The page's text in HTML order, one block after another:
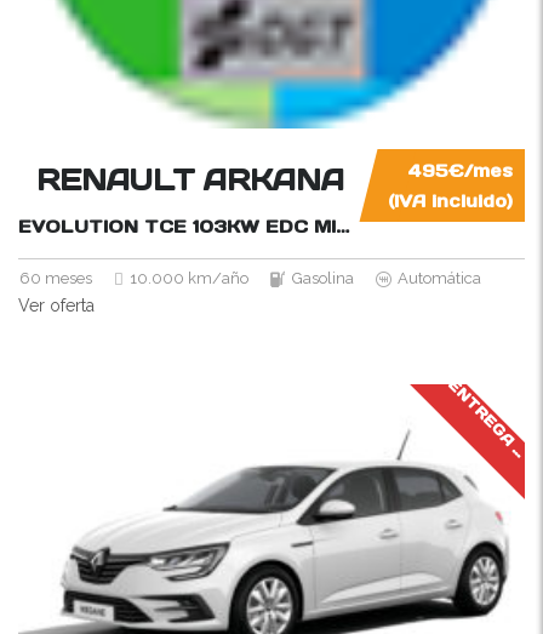
495€/mes
(IVA incluido)
RENAULT ARKANA
EVOLUTION TCE 103KW EDC MILD HYBRID 140CV
60 meses 10.000 km/año Gasolina Automática
Ver oferta
J